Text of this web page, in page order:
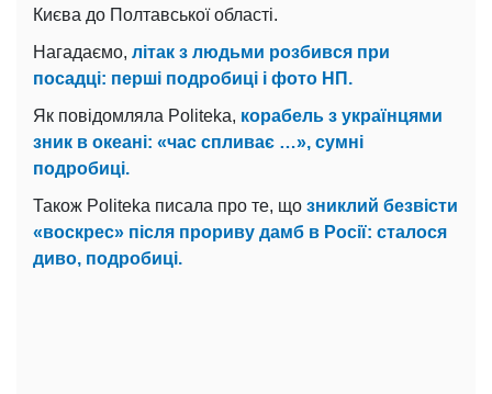
Києва до Полтавської області.
Нагадаємо, літак з людьми розбився при
посадці: перші подробиці і фото НП.
Як повідомляла Politeka, корабель з українцями
зник в океані: «час спливає …», сумні
подробиці.
Також Politeka писала про те, що зниклий безвісти
«воскрес» після прориву дамб в Росії: сталося
диво, подробиці.